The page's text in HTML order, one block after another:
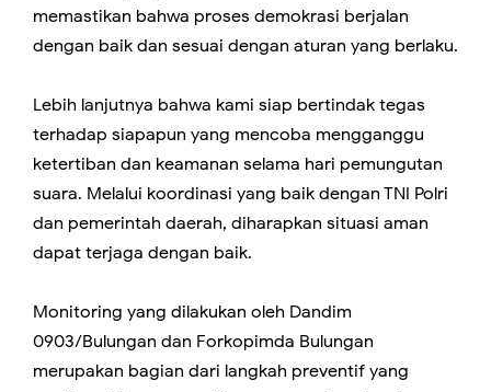
memastikan bahwa proses demokrasi berjalan
dengan baik dan sesuai dengan aturan yang berlaku.
Lebih lanjutnya bahwa kami siap bertindak tegas
terhadap siapapun yang mencoba mengganggu
ketertiban dan keamanan selama hari pemungutan
suara. Melalui koordinasi yang baik dengan TNI Polri
dan pemerintah daerah, diharapkan situasi aman
dapat terjaga dengan baik.
Monitoring yang dilakukan oleh Dandim
0903/Bulungan dan Forkopimda Bulungan
merupakan bagian dari langkah preventif yang